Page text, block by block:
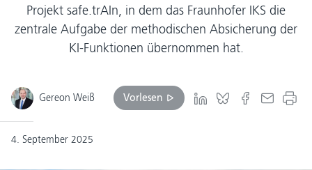
Projekt safe.trAIn, in dem das Fraunhofer IKS die
zentrale Aufgabe der methodischen Absicherung der
KI-Funktionen übernommen hat.
Gereon Weiß Vorlesen
4. September 2025